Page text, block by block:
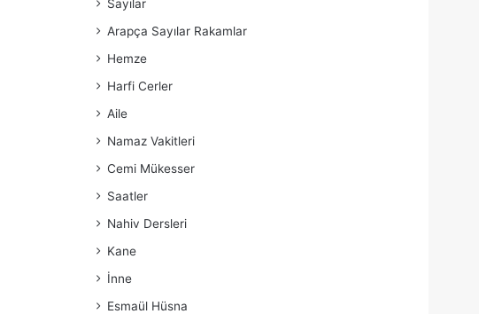
Sayılar
Arapça Sayılar Rakamlar
Hemze
Harfi Cerler
Aile
Namaz Vakitleri
Cemi Mükesser
Saatler
Nahiv Dersleri
Kane
İnne
Esmaül Hüsna